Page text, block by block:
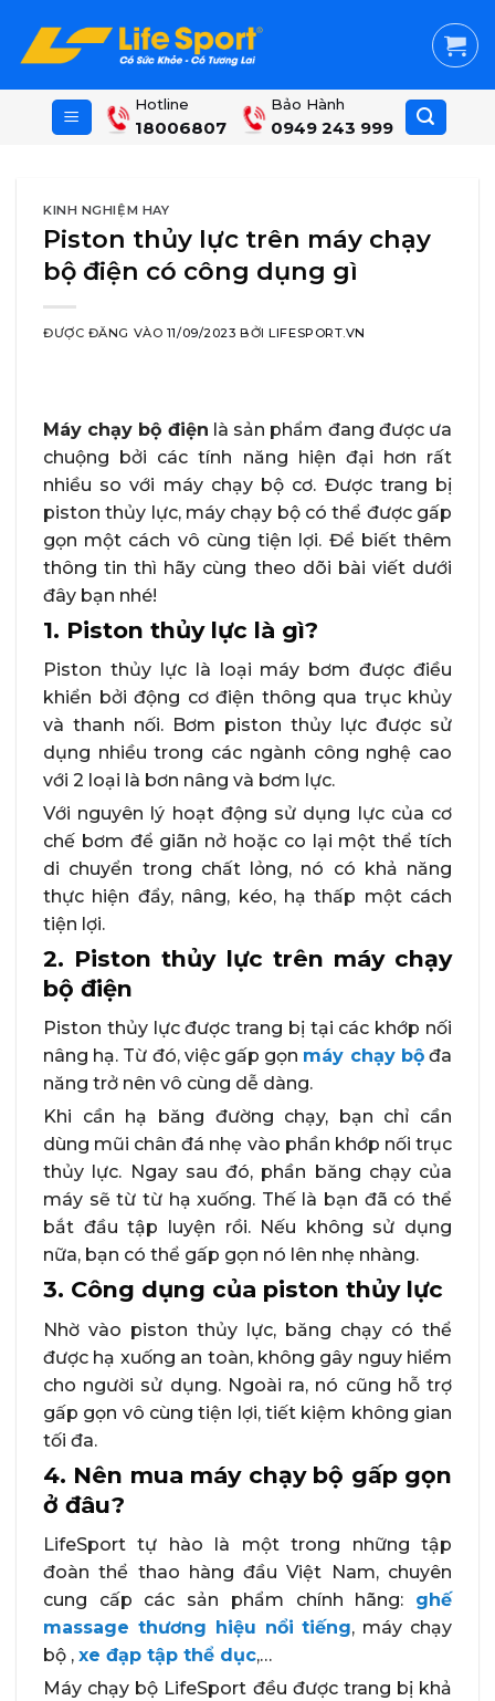
content
Hotline
18006807
Bảo Hành
0949 243 999
KINH NGHIỆM HAY
Piston thủy lực trên máy chạy
bộ điện có công dụng gì
ĐƯỢC ĐĂNG VÀO 11/09/2023 BỞILIFESPORT.VN
Máy chạy bộ điện là sản phẩm đang được ưa
chuộng bởi các tính năng hiện đại hơn rất
nhiều so với máy chạy bộ cơ. Được trang bị
piston thủy lực, máy chạy bộ có thể được gấp
gọn một cách vô cùng tiện lợi. Để biết thêm
thông tin thì hãy cùng theo dõi bài viết dưới
đây bạn nhé!
1. Piston thủy lực là gì?
Piston thủy lực là loại máy bơm được điều
khiển bởi động cơ điện thông qua trục khủy
và thanh nối. Bơm piston thủy lực được sử
dụng nhiều trong các ngành công nghệ cao
với 2 loại là bơn nâng và bơm lực.
Với nguyên lý hoạt động sử dụng lực của cơ
chế bơm để giãn nở hoặc co lại một thể tích
di chuyển trong chất lỏng, nó có khả năng
thực hiện đẩy, nâng, kéo, hạ thấp một cách
tiện lợi.
2. Piston thủy lực trên máy chạy
bộ điện
Piston thủy lực được trang bị tại các khớp nối
nâng hạ. Từ đó, việc gấp gọn máy chạy bộđa
năng trở nên vô cùng dễ dàng.
Khi cần hạ băng đường chạy, bạn chỉ cần
dùng mũi chân đá nhẹ vào phần khớp nối trục
thủy lực. Ngay sau đó, phần băng chạy của
máy sẽ từ từ hạ xuống. Thế là bạn đã có thể
bắt đầu tập luyện rồi. Nếu không sử dụng
nữa, bạn có thể gấp gọn nó lên nhẹ nhàng.
3. Công dụng của piston thủy lực
Nhờ vào piston thủy lực, băng chạy có thể
được hạ xuống an toàn, không gây nguy hiểm
cho người sử dụng. Ngoài ra, nó cũng hỗ trợ
gấp gọn vô cùng tiện lợi, tiết kiệm không gian
tối đa.
4. Nên mua máy chạy bộ gấp gọn
ở đâu?
LifeSport tự hào là một trong những tập
đoàn thể thao hàng đầu Việt Nam, chuyên
cung cấp các sản phẩm chính hãng: ghế
massage thương hiệu nổi tiếng, máy chạy
bộ , xe đạp tập thể dục,…
Máy chạy bộ LifeSport đều được trang bị khả